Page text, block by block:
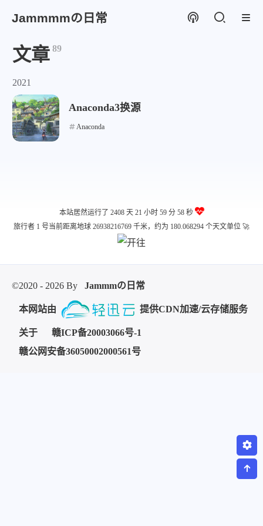
Jammmmの日常
文章 89
2021
Anaconda3换源
Anaconda
本站居然运行了 2408 天21 小时 59 分 58 秒
旅行者 1 号当前距离地球 26938216769 千米，约为 180.068294 个天文单位 🚀
©2020 - 2026 By Jammmの日常
本网站由 提供CDN加速/云存储服务
关于
赣ICP备20003066号-1
赣公网安备36050002000561号